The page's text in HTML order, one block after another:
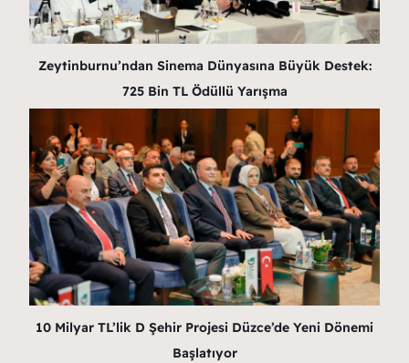
Zeytinburnu’ndan Sinema Dünyasına Büyük Destek:
725 Bin TL Ödüllü Yarışma
10 Milyar TL’lik D Şehir Projesi Düzce’de Yeni Dönemi
Başlatıyor